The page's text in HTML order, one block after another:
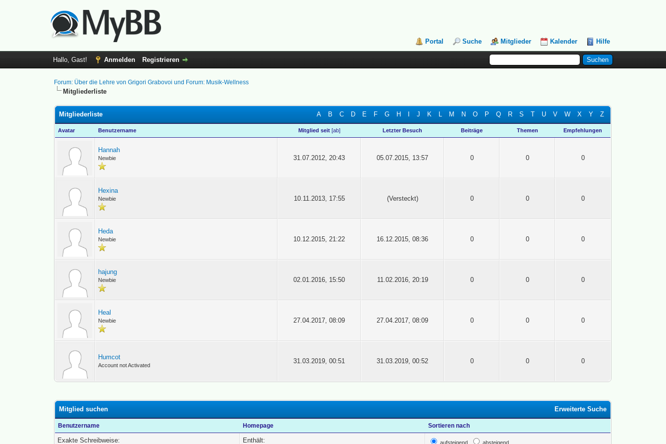
Portal Suche Mitglieder Kalender Hilfe
Hallo, Gast! Anmelden Registrieren
Forum: Über die Lehre von Grigori Grabovoi und Forum: Musik-Wellness
Mitgliederliste
A B C D E F G H J K L M N O P Q R S T U V W X Y Z
Mitgliederliste
Avatar Benutzername Mitglied seit [ab] Letzter Besuch Beiträge Themen Empfehlungen
Hannah
Newbie 31.07.2012, 20:43 05.07.2015, 13:57 0 0 0
Hexina
Newbie 10.11.2013, 17:55 (Versteckt) 0 0 0
Heda
Newbie 10.12.2015, 21:22 16.12.2015, 08:36 0 0 0
hajung
Newbie 02.01.2016, 15:50 11.02.2016, 20:19 0 0 0
Heal
Newbie 27.04.2017, 08:09 27.04.2017, 08:09 0 0 0
Humcot
Account not Activated
31.03.2019, 00:51 31.03.2019, 00:52 0 0 0
Erweiterte Suche
Mitglied suchen
Benutzername Homepage Sortieren nach
Exakte Schreibweise: Enthält: aufsteigend absteigend